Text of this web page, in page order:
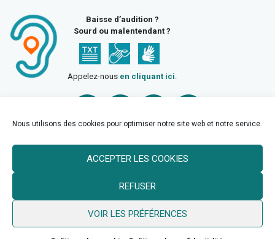
Nous utilisons des cookies pour optimiser notre site web et notre service.
ACCEPTER LES COOKIES
REFUSER
VOIR LES PRÉFÉRENCES
Baisse d’audition ?
Sourd ou malentendant ?
Appelez-nous en cliquant ici.
© 2026 Ville de Billy Berclau —neoweb.fr